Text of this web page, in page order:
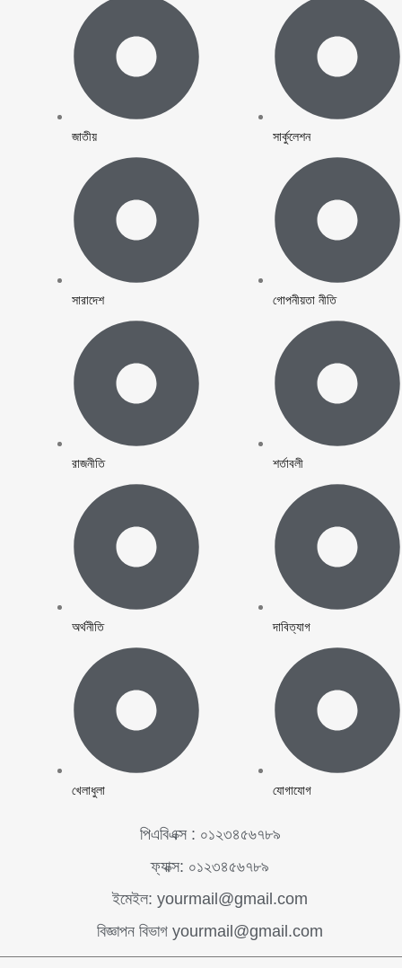
জাতীয়
সারাদেশ
রাজনীতি
অর্থনীতি
খেলাধুলা
সার্কুলেশন
গোপনীয়তা নীতি
শর্তাবলী
দাবিত্যাগ
যোগাযোগ
পিএবিএক্স : ০১২৩৪৫৬৭৮৯
ফ্যাক্স: ০১২৩৪৫৬৭৮৯
ইমেইল: yourmail@gmail.com
বিজ্ঞাপন বিভাগ yourmail@gmail.com